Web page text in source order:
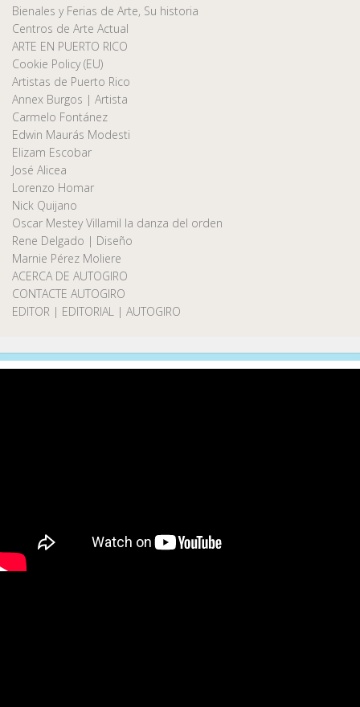
Bienales y Ferias de Arte, Su historia
Centros de Arte Actual
ARTE EN PUERTO RICO
Cookie Policy (EU)
Artistas de Puerto Rico
Annex Burgos | Artista
Carmelo Fontánez
Edwin Maurás Modesti
Elizam Escobar
José Alicea
Lorenzo Homar
Nick Quijano
Oscar Mestey Villamil la danza del orden
Rene Delgado | Diseño
Marnie Pérez Moliere
ACERCA DE AUTOGIRO
CONTACTE AUTOGIRO
EDITOR | EDITORIAL | AUTOGIRO